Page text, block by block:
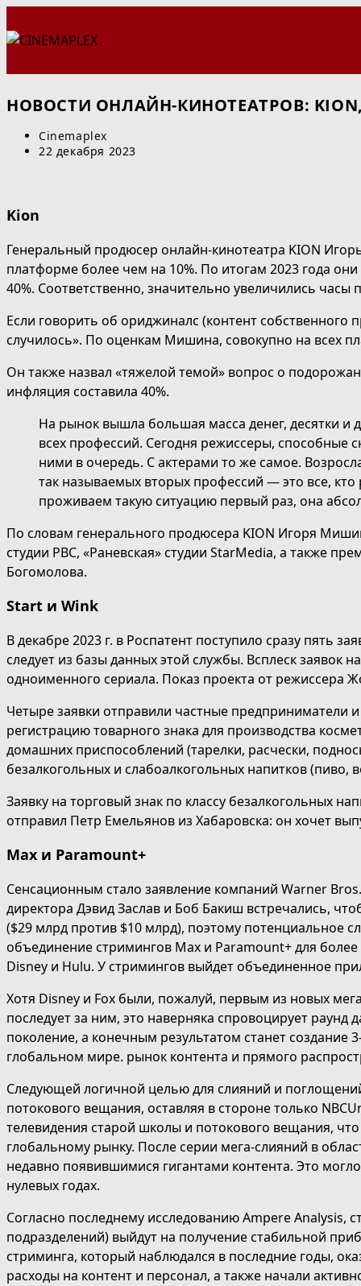
к
НОВОСТИ ОНЛАЙН-КИНОТЕАТРОВ: KION,
Автор
записи:
Cinemaplex
Запись
22 декабря 2023
Kion
Генеральный продюсер онлайн-кинотеатра KION
платформе более чем на 10%. По итогам 2023 года
40%. Соответственно, значительно увеличились часы
Если говорить об ориджиналс (контент
случилось». По оценкам Мишина, совокупно на всех
Он также назвал «тяжелой темой» вопрос о
инфляция составила 40%.
На рынок вышла большая масса денег, десятки и
всех профессий. Сегодня режиссеры, способные
ними в очередь. С актерами то же самое.
так называемых вторых профессий — это все,
проживаем такую ситуацию первый раз, она
По словам генерального продюсера KION Игоря
студии РВС, «Раневская» студии StarMedia, а также
Богомолова.
Start и Wink
В декабре 2023 г. в Роспатент поступило сразу пять
следует из базы данных этой службы. Всплеск заявок
одноименного сериала. Показ проекта от режиссера
Четыре заявки отправили частные предприниматели
регистрацию товарного знака для производства
домашних приспособлений (тарелки, расчески,
безалкогольных и слабоалкогольных напитков (пиво,
Заявку на торговый знак по классу безалкогольных
отправил Петр Емельянов из Хабаровска: он хочет
Max и Paramount+
Сенсационным стало заявление компаний Warner
директора Дэвид Заслав и Боб Бакиш встречались,
($29 млрд против $10 млрд), поэтому потенциальное
объединение стримингов Max и Paramount+ для
Disney и Hulu. У стримингов выйдет объединенное
Хотя Disney и Fox были, пожалуй, первым из новых
последует за ним, это наверняка спровоцирует
поколение, а конечным результатом станет
глобальном мире. рынок контента и прямого
Следующей логичной целью для слияний и
потокового вещания, оставляя в стороне только
телевидения старой школы и потокового вещания,
глобальному рынку. После серии мега-слияний в
недавно появившимися гигантами контента. Это
нулевых годах.
Согласно последнему исследованию Ampere Analysis,
подразделений) выйдут на получение стабильной
стриминга, который наблюдался в последние годы,
расходы на контент и персонал, а также начали